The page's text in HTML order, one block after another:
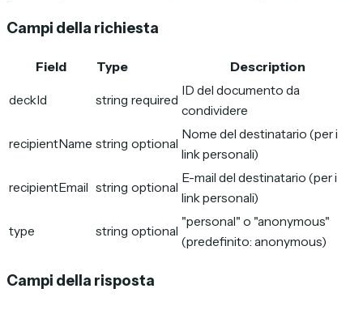
Campi della richiesta
Field Type Description
deckId string required
ID del documento da
condividere
recipientName string optional
Nome del destinatario (per i
link personali)
recipientEmail string optional
E-mail del destinatario (per i
link personali)
type string optional
"personal" o "anonymous"
(predefinito: anonymous)
Campi della risposta